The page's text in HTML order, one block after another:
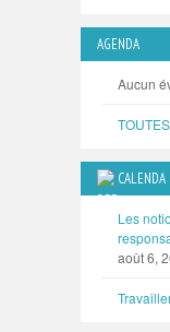
AGENDA
Aucun
CALENDA
Les
août 6,